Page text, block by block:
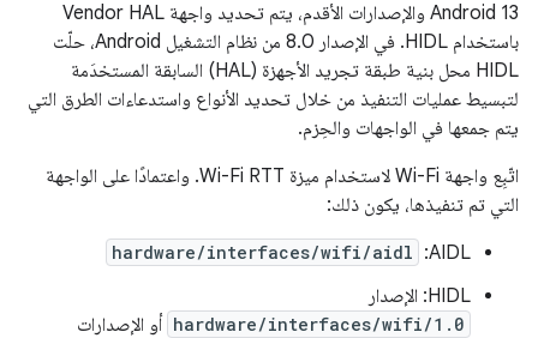
Android 13 والإصدارات الأقدم، يتم تحديد واجهة Vendor HAL
باستخدام HIDL. في الإصدار 8.0 من نظام التشغيل Android، حلّت
HIDL محل بنية طبقة تجريد الأجهزة (HAL) السابقة المستخدَمة
لتبسيط عمليات التنفيذ من خلال تحديد الأنواع واستدعاءات الطرق التي
يتم جمعها في الواجهات والحِزم.
اتّبِع واجهة Wi-Fi لاستخدام ميزة Wi-Fi RTT. واعتمادًا على الواجهة
التي تم تنفيذها، يكون ذلك:
AIDL:
hardware/interfaces/wifi/aidl
HIDL: الإصدار
hardware/interfaces/wifi/1.0 أو الإصدارات